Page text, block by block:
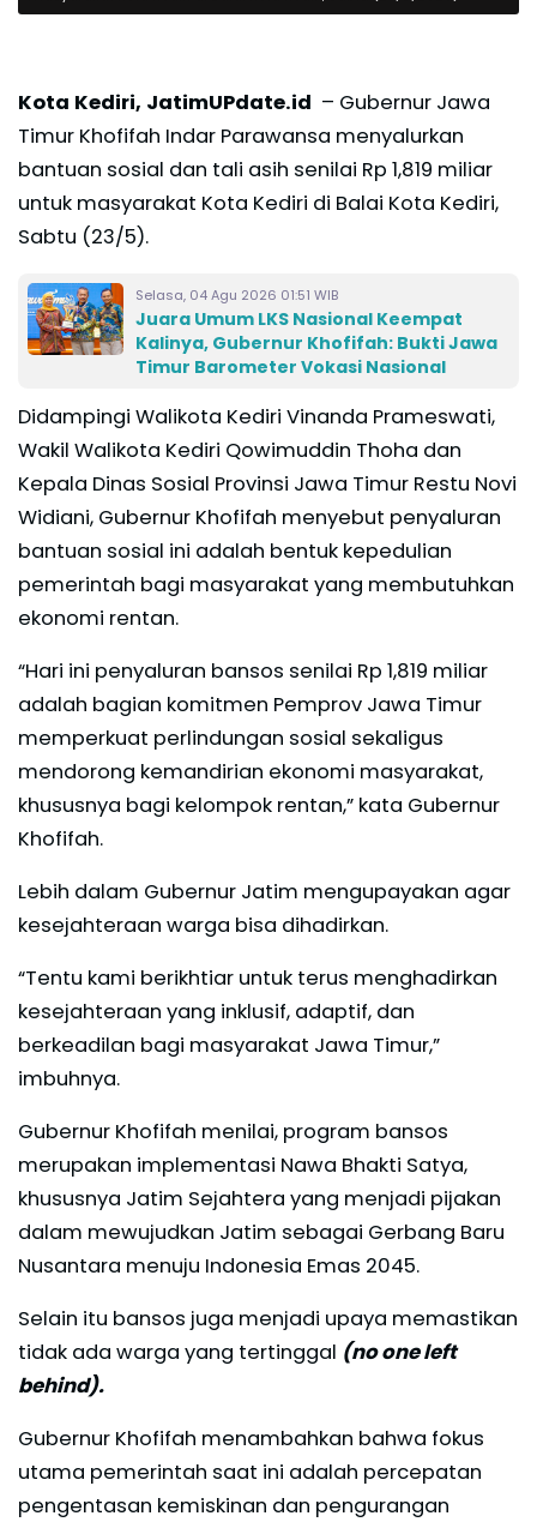
Kota Kediri, JatimUPdate.id – Gubernur Jawa
Timur Khofifah Indar Parawansa menyalurkan
bantuan sosial dan tali asih senilai Rp 1,819 miliar
untuk masyarakat Kota Kediri di Balai Kota Kediri,
Sabtu (23/5).
Selasa, 04 Agu 2026 01:51 WIB
Juara Umum LKS Nasional Keempat
Kalinya, Gubernur Khofifah: Bukti Jawa
Timur Barometer Vokasi Nasional
Didampingi Walikota Kediri Vinanda Prameswati,
Wakil Walikota Kediri Qowimuddin Thoha dan
Kepala Dinas Sosial Provinsi Jawa Timur Restu Novi
Widiani, Gubernur Khofifah menyebut penyaluran
bantuan sosial ini adalah bentuk kepedulian
pemerintah bagi masyarakat yang membutuhkan
ekonomi rentan.
“Hari ini penyaluran bansos senilai Rp 1,819 miliar
adalah bagian komitmen Pemprov Jawa Timur
memperkuat perlindungan sosial sekaligus
mendorong kemandirian ekonomi masyarakat,
khususnya bagi kelompok rentan,” kata Gubernur
Khofifah.
Lebih dalam Gubernur Jatim mengupayakan agar
kesejahteraan warga bisa dihadirkan.
“Tentu kami berikhtiar untuk terus menghadirkan
kesejahteraan yang inklusif, adaptif, dan
berkeadilan bagi masyarakat Jawa Timur,”
imbuhnya.
Gubernur Khofifah menilai, program bansos
merupakan implementasi Nawa Bhakti Satya,
khususnya Jatim Sejahtera yang menjadi pijakan
dalam mewujudkan Jatim sebagai Gerbang Baru
Nusantara menuju Indonesia Emas 2045.
Selain itu bansos juga menjadi upaya memastikan
tidak ada warga yang tertinggal (no one left
behind).
Gubernur Khofifah menambahkan bahwa fokus
utama pemerintah saat ini adalah percepatan
pengentasan kemiskinan dan pengurangan